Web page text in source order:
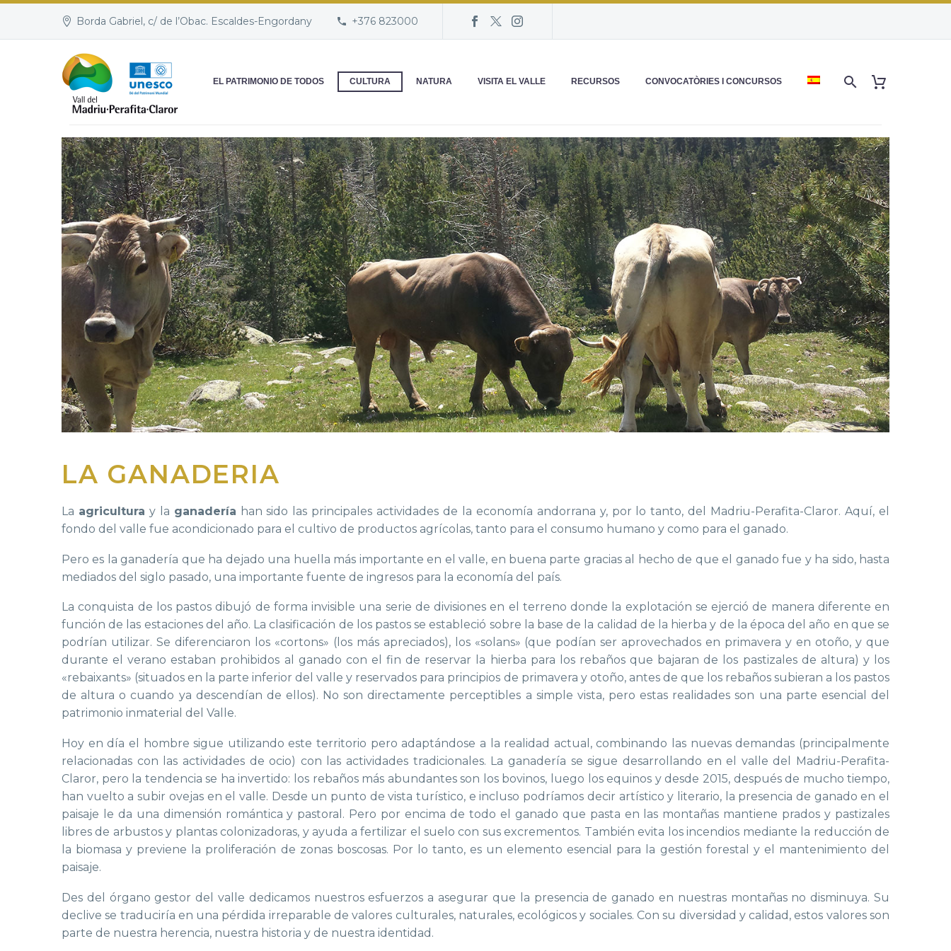
Borda Gabriel, c/ de l’Obac. Escaldes-Engordany +376 823000
EL PATRIMONIO DE TODOS CULTURA NATURA VISITA EL VALLE RECURSOS CONVOCATÒRIES I CONCURSOS
LA GANADERIA
La agricultura y la ganadería han sido las principales actividades de la economía andorrana y, por lo tanto, del Madriu-Perafita-Claror. Aquí, el
fondo del valle fue acondicionado para el cultivo de productos agrícolas, tanto para el consumo humano y como para el ganado.
Pero es la ganadería que ha dejado una huella más importante en el valle, en buena parte gracias al hecho de que el ganado fue y ha sido, hasta
mediados del siglo pasado, una importante fuente de ingresos para la economía del país.
La conquista de los pastos dibujó de forma invisible una serie de divisiones en el terreno donde la explotación se ejerció de manera diferente en
función de las estaciones del año. La clasificación de los pastos se estableció sobre la base de la calidad de la hierba y de la época del año en que se
podrían utilizar. Se diferenciaron los «cortons» (los más apreciados), los «solans» (que podían ser aprovechados en primavera y en otoño, y que
durante el verano estaban prohibidos al ganado con el fin de reservar la hierba para los rebaños que bajaran de los pastizales de altura) y los
«rebaixants» (situados en la parte inferior del valle y reservados para principios de primavera y otoño, antes de que los rebaños subieran a los pastos
de altura o cuando ya descendían de ellos). No son directamente perceptibles a simple vista, pero estas realidades son una parte esencial del
patrimonio inmaterial del Valle.
Hoy en día el hombre sigue utilizando este territorio pero adaptándose a la realidad actual, combinando las nuevas demandas (principalmente
relacionadas con las actividades de ocio) con las actividades tradicionales. La ganadería se sigue desarrollando en el valle del
Madriu-Perafita-
Claror, pero la tendencia se ha invertido: los rebaños más abundantes son los bovinos, luego los equinos y desde 2015, después de mucho tiempo,
han vuelto a subir ovejas en el valle. Desde un punto de vista turístico, e incluso podríamos decir artístico y literario, la presencia de ganado en el
paisaje le da una dimensión romántica y pastoral. Pero por encima de todo el ganado que pasta en las montañas mantiene prados y pastizales
libres de arbustos y plantas colonizadoras, y ayuda a fertilizar el suelo con sus excrementos. También evita los incendios mediante la reducción de
la biomasa y previene la proliferación de zonas boscosas. Por lo tanto, es un elemento esencial para la gestión forestal y el mantenimiento del
paisaje.
Des del órgano gestor del valle dedicamos nuestros esfuerzos a asegurar que la presencia de ganado en nuestras montañas no disminuya. Su
declive se traduciría en una pérdida irreparable de valores culturales, naturales, ecológicos y sociales. Con su diversidad y calidad, estos valores son
parte de nuestra herencia, nuestra historia y de nuestra identidad.